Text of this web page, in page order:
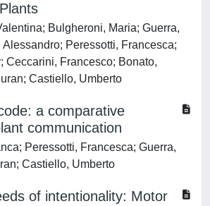
Bulgheroni, Maria; Guerra,
Peressotti, Francesca;
Ceccarini, Francesco; Bonato,
Castiello, Umberto
a comparative
communication
Peressotti, Francesca; Guerra,
Castiello, Umberto
of intentionality: Motor